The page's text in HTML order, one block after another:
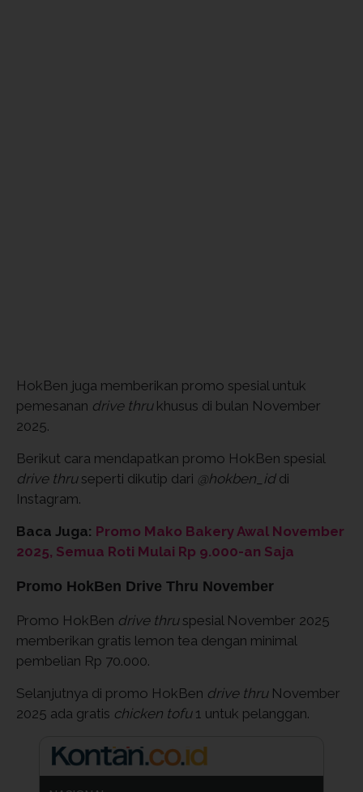
HokBen juga memberikan promo spesial untuk
pemesanan drive thru khusus di bulan November
2025.
Berikut cara mendapatkan promo HokBen spesial
drive thru seperti dikutip dari @hokben_id di
Instagram.
Baca Juga: Promo Mako Bakery Awal November
2025, Semua Roti Mulai Rp 9.000-an Saja
Promo HokBen Drive Thru November
Promo HokBen drive thru spesial November 2025
memberikan gratis lemon tea dengan minimal
pembelian Rp 70.000.
Selanjutnya di promo HokBen drive thruNovember
2025 ada gratis chicken tofu1 untuk pelanggan.